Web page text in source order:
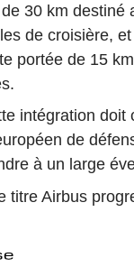
30 km destiné
de croisière,
portée de 15
intégration doit
de
à un large
titre Airbus